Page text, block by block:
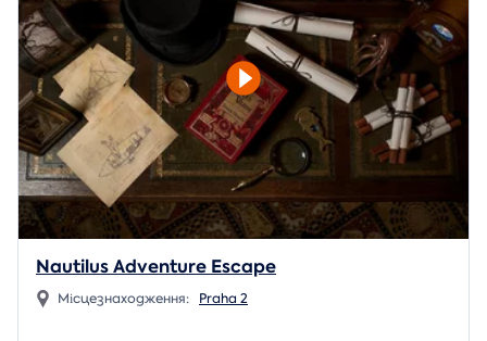
Nautilus Adventure Escape
Місцезнаходження: Praha 2